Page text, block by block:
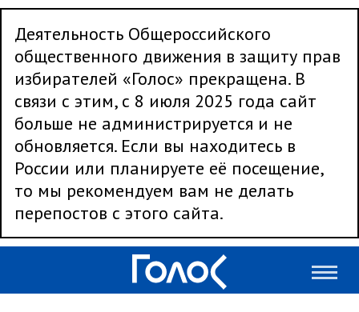
Деятельность Общероссийского
общественного движения в защиту прав
избирателей «Голос» прекращена. В
связи с этим, с 8 июля 2025 года сайт
больше не администрируется и не
обновляется. Если вы находитесь в
России или планируете её посещение,
то мы рекомендуем вам не делать
перепостов с этого сайта.